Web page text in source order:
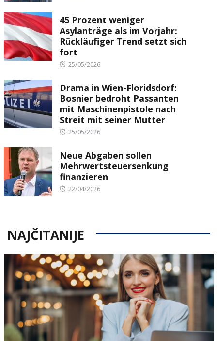
45 Prozent weniger
Asylanträge als im Vorjahr:
Rückläufiger Trend setzt sich
fort
Posted
25/05/2026
Drama in Wien-Floridsdorf:
Bosnier bedroht Passanten
mit Maschinenpistole nach
Streit mit seiner Mutter
Posted
25/05/2026
Neue Abgaben sollen
Mehrwertsteuersenkung
finanzieren
Posted
22/04/2026
NAJČITANIJE